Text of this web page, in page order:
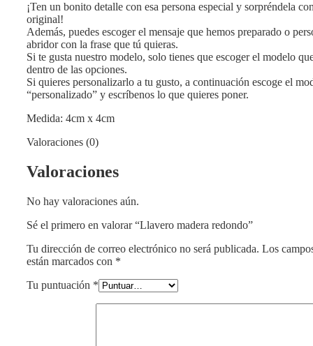
¡Ten un bonito detalle con esa persona especial y sorpréndela
original!
Además, puedes escoger el mensaje que hemos preparado o
abridor con la frase que tú quieras.
Si te gusta nuestro modelo, solo tienes que escoger el modelo
dentro de las opciones.
Si quieres personalizarlo a tu gusto, a continuación escoge el
“personalizado” y escríbenos lo que quieres poner.
Medida: 4cm x 4cm
Valoraciones (0)
Valoraciones
No hay valoraciones aún.
Sé el primero en valorar “Llavero madera redondo”
Tu dirección de correo electrónico no será publicada. Los
están marcados con *
Tu puntuación *